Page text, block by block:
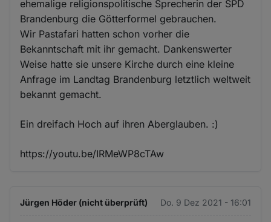
ehemalige religionspolitische Sprecherin der SPD
Brandenburg die Götterformel gebrauchen.
Wir Pastafari hatten schon vorher die
Bekanntschaft mit ihr gemacht. Dankenswerter
Weise hatte sie unsere Kirche durch eine kleine
Anfrage im Landtag Brandenburg letztlich weltweit
bekannt gemacht.
Ein dreifach Hoch auf ihren Aberglauben. :)
https://youtu.be/IRMeWP8cTAw
Jürgen Höder (nicht überprüft) Do. 9 Dez 2021 - 16:01